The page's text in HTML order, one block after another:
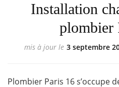
Installation
plombier
mis à jour le 3 septembre
Plombier Paris 16 s’occupe